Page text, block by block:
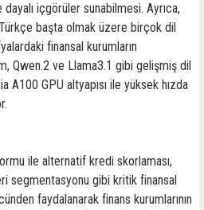
içgörüler sunabilmesi. Ayrıca,
başta olmak üzere birçok dil
finansal kurumların
Qwen.2 ve Llama3.1 gibi gelişmiş dil
A100 GPU altyapısı ile yüksek hızda
ile alternatif kredi skorlaması,
segmentasyonu gibi kritik finansal
faydalanarak finans kurumlarının